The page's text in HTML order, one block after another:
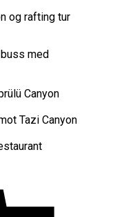
og rafting tur
med
Canyon
Tazi Canyon